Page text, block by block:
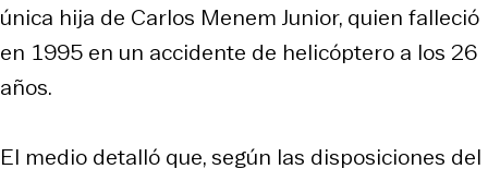
única hija de Carlos Menem Junior, quien falleció
en 1995 en un accidente de helicóptero a los 26
años.
El medio detalló que, según las disposiciones del